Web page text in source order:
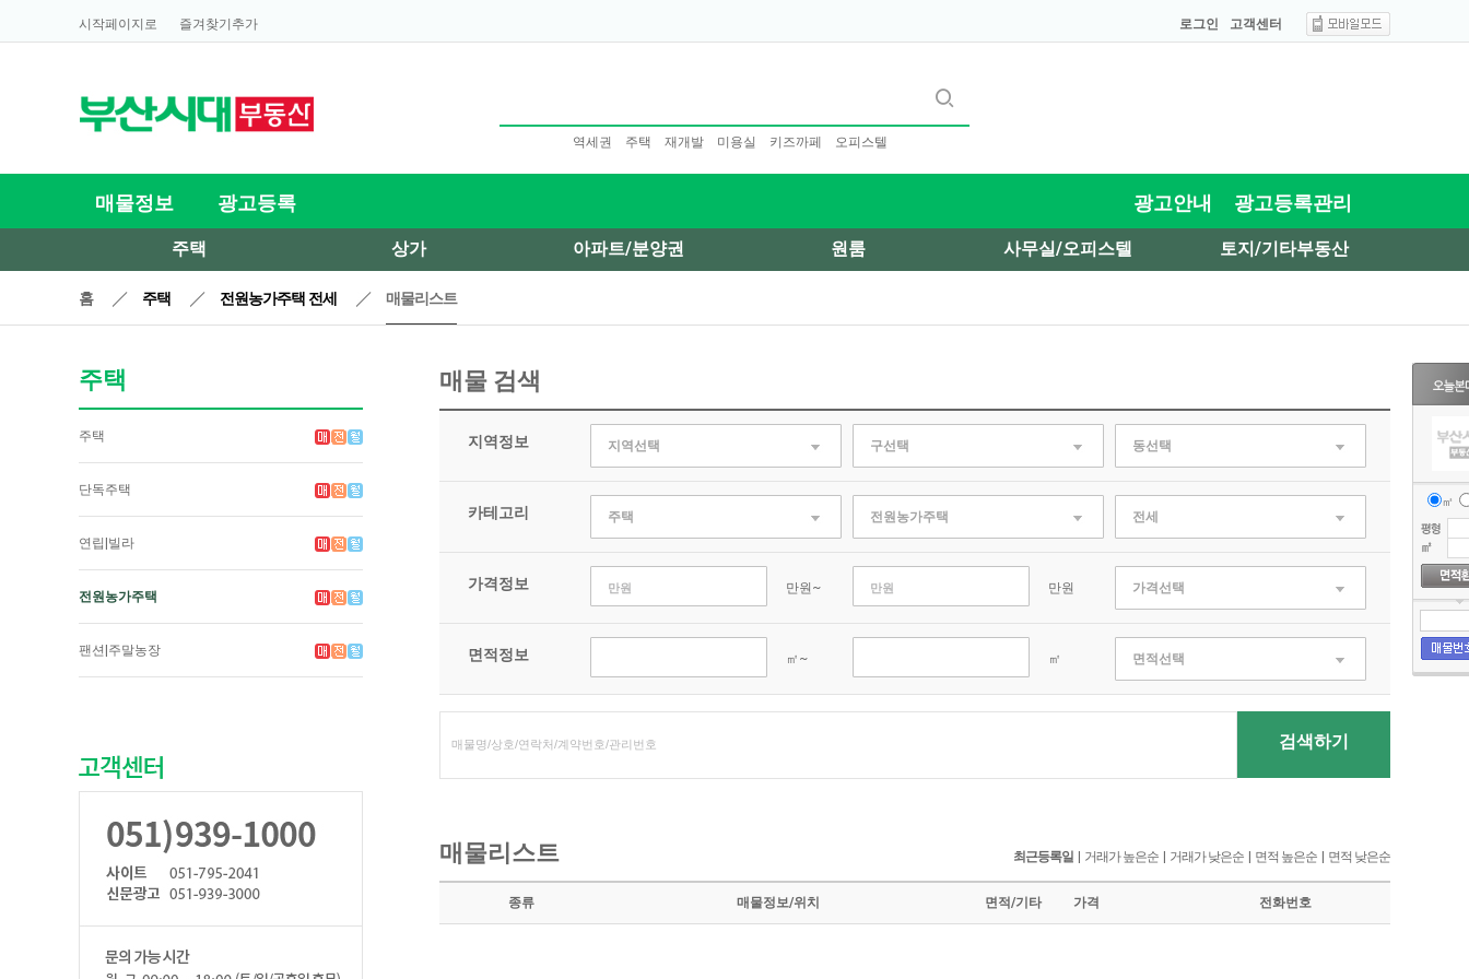
시작페이지로 즐겨찾기추가 로그인 고객센터
㎡
역세권 주택 재개발 미용실 키즈까페 오피스텔
매물정보 광고등록 광고안내 광고등록관리
주택 상가 아파트/분양권 원룸 사무실/오피스텔 토지/기타부동산
홈 주택 전원농가주택 전세 매물리스트
주택
주택
단독주택
연립|빌라
전원농가주택
팬션|주말농장
매물 검색
지역정보 지역선택 구선택 동선택
카테고리 주택 전원농가주택 전세
가격정보 만원~ 만원 가격선택
면적정보 ㎡~ ㎡ 면적선택
검색하기
매물리스트 최근등록일 거래가 높은순 거래가 낮은순 면적 높은순 면적 낮은순
종류 매물정보/위치 면적/기타 가격 전화번호